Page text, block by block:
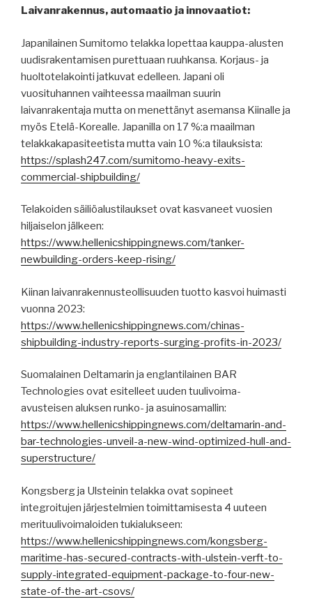
Laivanrakennus, automaatio ja innovaatiot:
Japanilainen Sumitomo telakka lopettaa kauppa-alusten
uudisrakentamisen purettuaan ruuhkansa. Korjaus- ja
huoltotelakointi jatkuvat edelleen. Japani oli
vuosituhannen vaihteessa maailman suurin
laivanrakentaja mutta on menettänyt asemansa Kiinalle ja
myös Etelä-Korealle. Japanilla on 17 %:a maailman
telakkakapasiteetista mutta vain 10 %:a tilauksista:
https://splash247.com/sumitomo-heavy-exits-
commercial-shipbuilding/
Telakoiden säiliöalustilaukset ovat kasvaneet vuosien
hiljaiselon jälkeen:
https://www.hellenicshippingnews.com/tanker-
newbuilding-orders-keep-rising/
Kiinan laivanrakennusteollisuuden tuotto kasvoi huimasti
vuonna 2023:
https://www.hellenicshippingnews.com/chinas-
shipbuilding-industry-reports-surging-profits-in-2023/
Suomalainen Deltamarin ja englantilainen BAR
Technologies ovat esitelleet uuden tuulivoima-
avusteisen aluksen runko- ja asuinosamallin:
https://www.hellenicshippingnews.com/deltamarin-and-
bar-technologies-unveil-a-new-wind-optimized-hull-and-
superstructure/
Kongsberg ja Ulsteinin telakka ovat sopineet
integroitujen järjestelmien toimittamisesta 4 uuteen
merituulivoimaloiden tukialukseen:
https://www.hellenicshippingnews.com/kongsberg-
maritime-has-secured-contracts-with-ulstein-verft-to-
supply-integrated-equipment-package-to-four-new-
state-of-the-art-csovs/